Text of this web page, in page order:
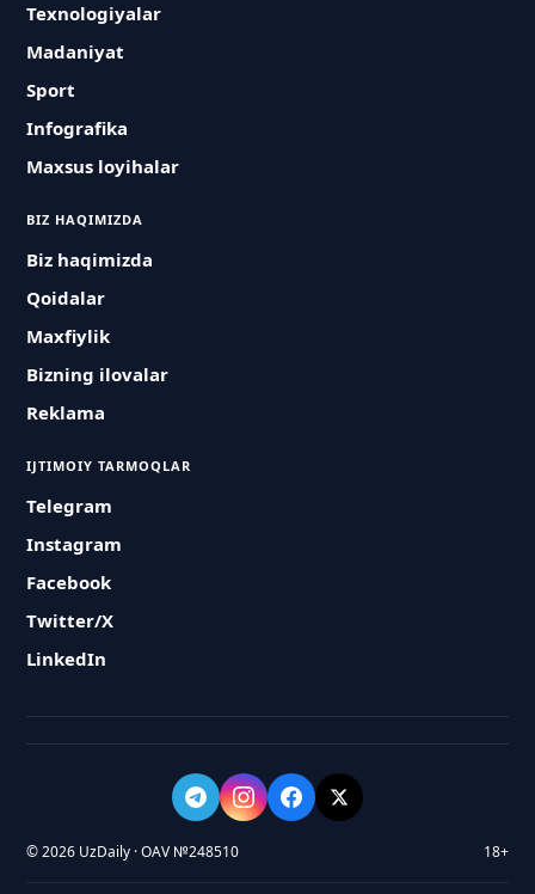
Texnologiyalar
Madaniyat
Sport
Infografika
Maxsus loyihalar
BIZ HAQIMIZDA
Biz haqimizda
Qoidalar
Maxfiylik
Bizning ilovalar
Reklama
IJTIMOIY TARMOQLAR
Telegram
Instagram
Facebook
Twitter/X
LinkedIn
© 2026 UzDaily · OAV №248510 18+